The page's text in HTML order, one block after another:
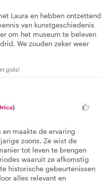
Laura en hebben ontzettend
van kunstgeschiedenis
om het museum te beleven
We zouden zeker weer
gids!
)
maakte de ervaring
zoons. Ze wist de
tot leven te brengen
waaruit ze afkomstig
historische gebeurtenissen
alles relevant en